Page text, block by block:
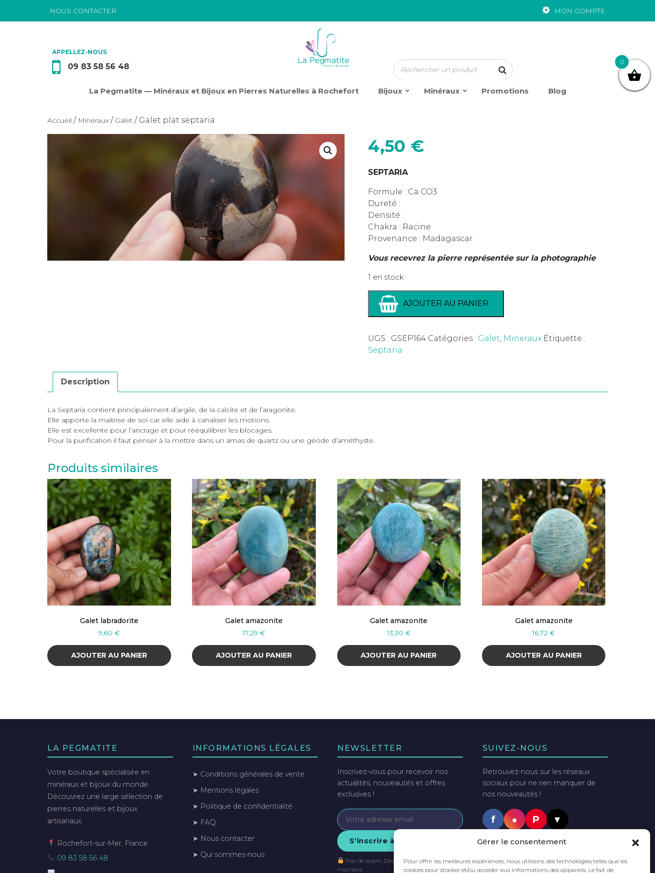
Gérer le consentement
Pour offrir les meilleures expériences, nous utilisons des technologies telles que les
cookies pour stocker et/ou accéder aux informations des appareils. Le fait de
NOUS CONTACTER MON COMPTE
APPELLEZ-NOUS
09 83 58 56 48
La Pegmatite — Minéraux et Bijoux en Pierres Naturelles à Rochefort Bijoux Minéraux Promotions Blog
Accueil / Mineraux / Galet / Galet plat septaria
4,50 €
SEPTARIA
Formule : Ca CO3
Dureté :
Densité :
Chakra : Racine
Provenance : Madagascar
Vous recevrez la pierre représentée sur la photographie
1 en stock
AJOUTER AU PANIER
UGS : GSEP164 Catégories : Galet, Mineraux Étiquette :
Septaria
Description
La Septaria contient principalement d’argile, de la calcite et de l’aragonite.
Elle apporte la maitrise de soi car elle aide à canaliser les motions.
Elle est excellente pour l’ancrage et pour rééquilibrer les blocages.
Pour la purification il faut penser à la mettre dans un amas de quartz ou une géode d’améthyste.
Produits similaires
Galet labradorite
9,60 €
AJOUTER AU PANIER
Galet amazonite
17,29€
AJOUTER AU PANIER
Galet amazonite
13,30 €
AJOUTER AU PANIER
Galet amazonite
16,72€
AJOUTER AU PANIER
LA PEGMATITE
Votre boutique spécialisée en
minéraux et bijoux du monde.
Découvrez une large sélection de
pierres naturelles et bijoux
artisanaux.
Rochefort-sur-Mer, France
09 83 58 56 48
INFORMATIONS LÉGALES
➤ Conditions générales de vente
➤ Mentions légales
➤ Politique de confidentialité
➤ FAQ
➤ Nous contacter
➤ Qui sommes-nous
NEWSLETTER
Inscrivez-vous pour recevoir nos
actualités, nouveautés et offres
exclusives !
S'inscrire à la newsletter
Pas de spam. Désinscription à tout
moment.
SUIVEZ-NOUS
Retrouvez-nous sur les réseaux
sociaux pour ne rien manquer de
nos nouveautés !
f ● P ▼
PAIEMENTS SÉCURISÉS
VISA Mastercard PayPal
0